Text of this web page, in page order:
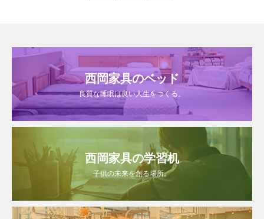
西岡家具のベッド
良質な睡眠は良い人生をつくる。
西岡家具の学習机
子供の未来を創る場所。